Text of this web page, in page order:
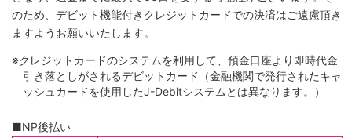
のため、デビット機能付きクレジットカードでの決済はご遠慮頂き
ますようお願いいたします。
※クレジットカードのシステムを利用して、預金口座より即時代金
引き落としがされるデビットカード（金融機関で発行されたキャ
ッシュカードを使用したJ-Debitシステムとは異なります。）
■NP後払い